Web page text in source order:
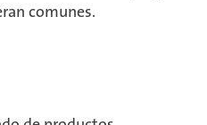
comunes.